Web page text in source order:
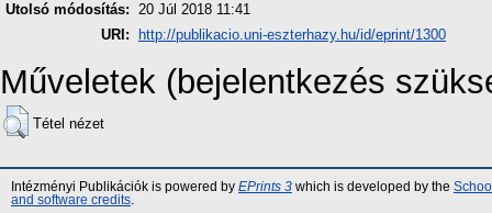
Utolsó módosítás: 20 Júl 2018 11:41
URI:
http://publikacio.uni-eszterhazy.hu/id/eprint/1300
Műveletek (bejelentkezés
Tétel nézet
Intézményi Publikációk is powered by EPrints 3 which is developed by the
and software credits